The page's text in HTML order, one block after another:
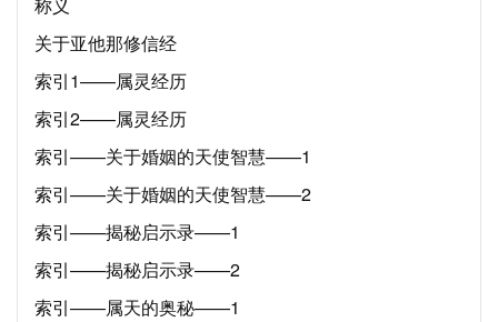
称义
关于亚他那修信经
索引1——属灵经历
索引2——属灵经历
索引——关于婚姻的天使智慧——1
索引——关于婚姻的天使智慧——2
索引——揭秘启示录——1
索引——揭秘启示录——2
索引——属天的奥秘——1